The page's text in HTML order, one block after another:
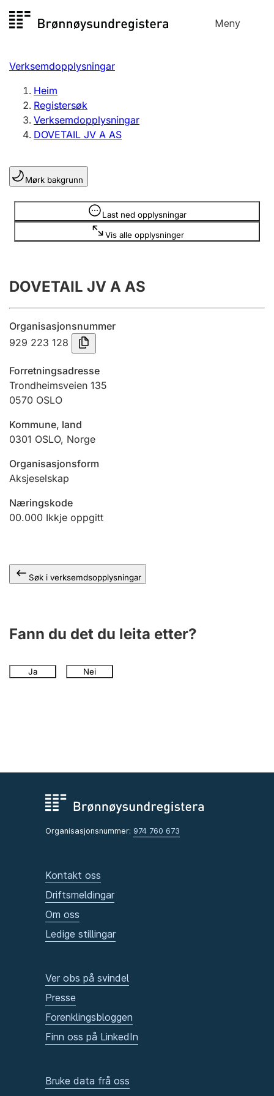
til
Meny
Registersøk
Aksjeselskap
Enkeltpersonføretak
Registrere, endre, slette
Lag og foreining
Registrere, endre, slette
Årsrekneskap
Innsending og forseinkingsgebyr
Tinglysing
Jeger
Ektepaktrettleiaren
Andre tema
Verksemdopplysningar
Heim
Registersøk
Verksemdopplysningar
DOVETAIL JV A AS
Mørk bakgrunn
Last ned opplysningar
Vis alle opplysninger
Opplysninger er skjult
DOVETAIL JV A AS
Organisasjonsnummer
929 223 128
Forretningsadresse
Trondheimsveien 135
0570 OSLO
Kommune, land
0301 OSLO, Norge
Organisasjonsform
Aksjeselskap
Næringskode
00.000 Ikkje oppgitt
Søk i verksemdsopplysningar
Fann du det du leita etter?
Ja Nei
Organisasjonsnummer: 974 760 673
Kontakt oss
Driftsmeldingar
Om oss
Ledige stillingar
Ver obs på svindel
Presse
Forenklingsbloggen
Finn oss på LinkedIn
Bruke data frå oss